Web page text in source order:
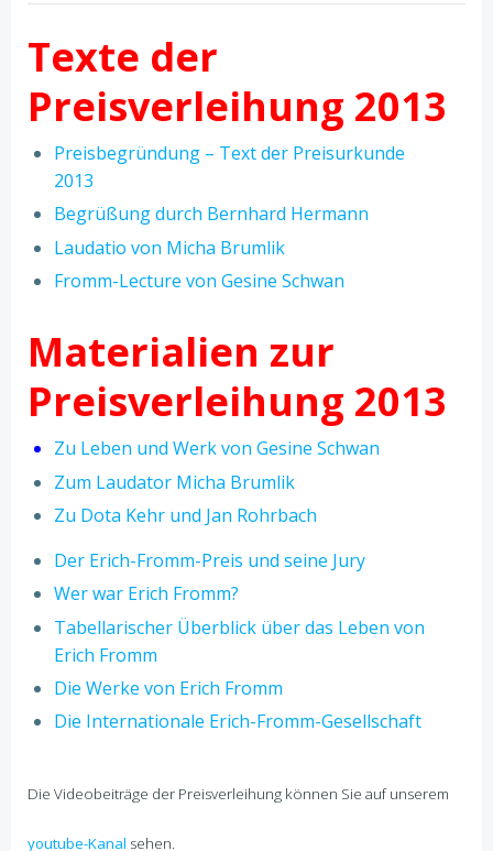
Texte der
Preisverleihung 2013
Preisbegründung – Text der Preisurkunde
2013
Begrüßung durch Bernhard Hermann
Laudatio von Micha Brumlik
Fromm-Lecture von Gesine Schwan
Materialien zur
Preisverleihung 2013
Zu Leben und Werk von Gesine Schwan
Zum Laudator Micha Brumlik
Zu Dota Kehr und Jan Rohrbach
Der Erich-Fromm-Preis und seine Jury
Wer war Erich Fromm?
Tabellarischer Überblick über das Leben von
Erich Fromm
Die Werke von Erich Fromm
Die Internationale Erich-Fromm-Gesellschaft
Die Videobeiträge der Preisverleihung können Sie auf unserem
youtube-Kanal sehen.